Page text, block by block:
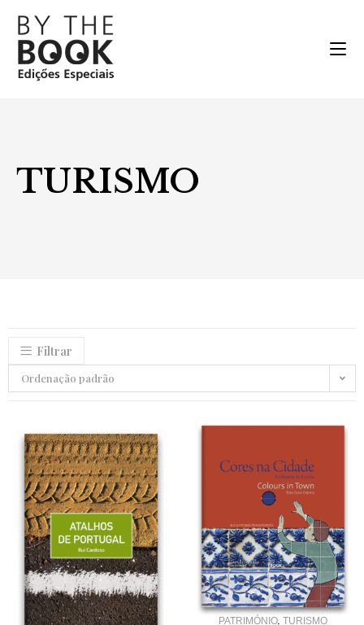
TURISMO
Filtrar
Ordenação padrão
PATRIMÓNIO, TURISMO